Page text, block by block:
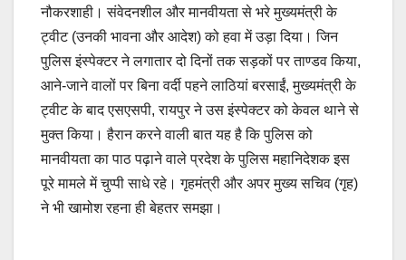
नौकरशाही। संवेदनशील और मानवीयता से भरे मुख्यमंत्री के
ट्वीट (उनकी भावना और आदेश) को हवा में उड़ा दिया। जिन
पुलिस इंस्पेक्टर ने लगातार दो दिनों तक सड़कों पर ताण्डव किया,
आने-जाने वालों पर बिना वर्दी पहने लाठियां बरसाईं, मुख्यमंत्री के
ट्वीट के बाद एसएसपी, रायपुर ने उस इंस्पेक्टर को केवल थाने से
मुक्त किया। हैरान करने वाली बात यह है कि पुलिस को
मानवीयता का पाठ पढ़ाने वाले प्रदेश के पुलिस महानिदेशक इस
पूरे मामले में चुप्पी साधे रहे। गृहमंत्री और अपर मुख्य सचिव (गृह)
ने भी खामोश रहना ही बेहतर समझा।